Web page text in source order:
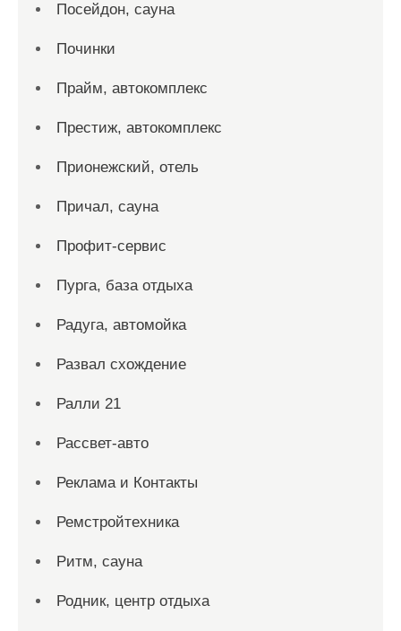
Посейдон, сауна
Починки
Прайм, автокомплекс
Престиж, автокомплекс
Прионежский, отель
Причал, сауна
Профит-сервис
Пурга, база отдыха
Радуга, автомойка
Развал схождение
Ралли 21
Рассвет-авто
Реклама и Контакты
Ремстройтехника
Ритм, сауна
Родник, центр отдыха